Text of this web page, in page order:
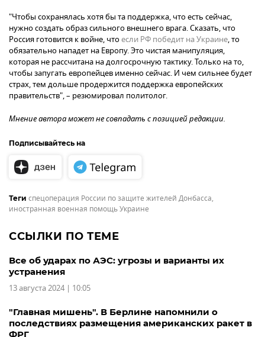
"Чтобы сохранялась хотя бы та поддержка, что есть сейчас,
нужно создать образ сильного внешнего врага. Сказать, что
Россия готовится к войне, чтоесли РФ победит на Украине, то
обязательно нападет на Европу. Это чистая манипуляция,
которая не рассчитана на долгосрочную тактику. Только на то,
чтобы запугать европейцев именно сейчас. И чем сильнее будет
страх, тем дольше продержится поддержка европейских
правительств", – резюмировал политолог.
Мнение автора может не совпадать с позицией редакции.
Подписывайтесь на
Теги спецоперация России по защите жителей Донбасса,
иностранная военная помощь Украине
ССЫЛКИ ПО ТЕМЕ
Все об ударах по АЭС: угрозы и варианты их
устранения
13 августа 2024 | 10:05
"Главная мишень". В Берлине напомнили о
последствиях размещения американских ракет в
ФРГ